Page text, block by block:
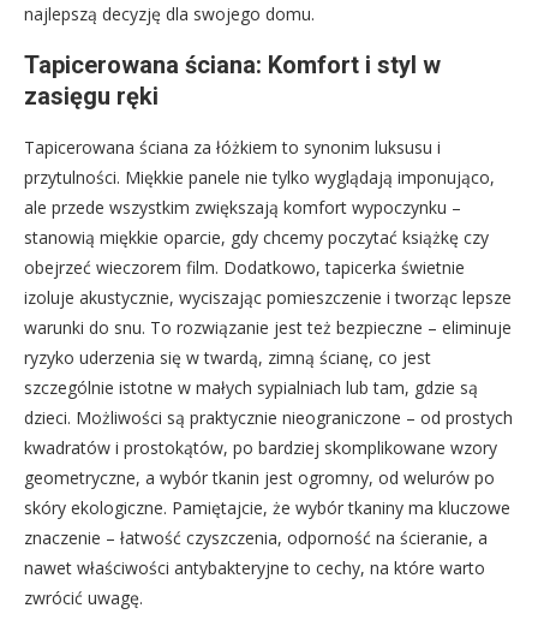
najlepszą decyzję dla swojego domu.
Tapicerowana ściana: Komfort i styl w
zasięgu ręki
Tapicerowana ściana za łóżkiem to synonim luksusu i
przytulności. Miękkie panele nie tylko wyglądają imponująco,
ale przede wszystkim zwiększają komfort wypoczynku –
stanowią miękkie oparcie, gdy chcemy poczytać książkę czy
obejrzeć wieczorem film. Dodatkowo, tapicerka świetnie
izoluje akustycznie, wyciszając pomieszczenie i tworząc lepsze
warunki do snu. To rozwiązanie jest też bezpieczne – eliminuje
ryzyko uderzenia się w twardą, zimną ścianę, co jest
szczególnie istotne w małych sypialniach lub tam, gdzie są
dzieci. Możliwości są praktycznie nieograniczone – od prostych
kwadratów i prostokątów, po bardziej skomplikowane wzory
geometryczne, a wybór tkanin jest ogromny, od welurów po
skóry ekologiczne. Pamiętajcie, że wybór tkaniny ma kluczowe
znaczenie – łatwość czyszczenia, odporność na ścieranie, a
nawet właściwości antybakteryjne to cechy, na które warto
zwrócić uwagę.